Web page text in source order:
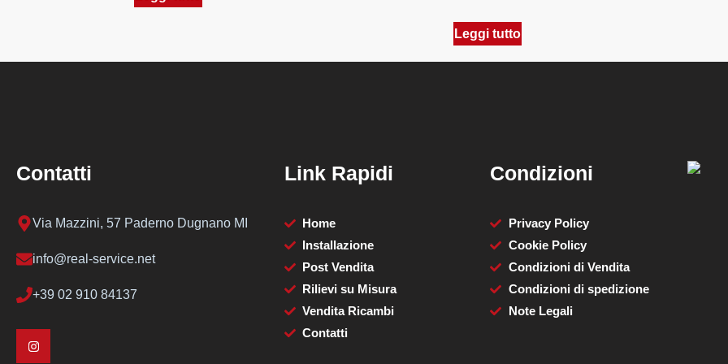
Leggi tutto
Contatti
Via Mazzini, 57 Paderno Dugnano MI
info@real-service.net
+39 02 910 84137
Link Rapidi
Home
Installazione
Post Vendita
Rilievi su Misura
Vendita Ricambi
Contatti
Condizioni
Privacy Policy
Cookie Policy
Condizioni di Vendita
Condizioni di spedizione
Note Legali